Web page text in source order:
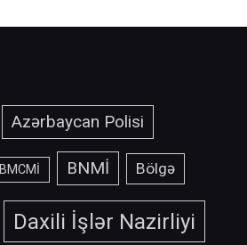
Azərbaycan Polisi
BMCMİ BNMİ Bölgə
Daxili İşlər Nazirliyi